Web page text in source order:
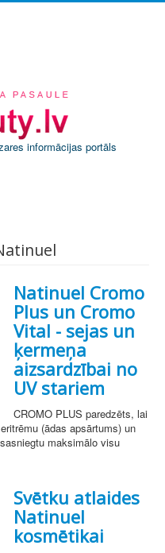
informācijas portāls
Natinuel Cromo
Plus un Cromo
Vital - sejas un
ķermeņa
aizsardzībai no
UV stariem
CROMO PLUS paredzēts, lai
(ādas apsārtums) un
maksimālo visu
Svētku atlaides
Natinuel
kosmētikai